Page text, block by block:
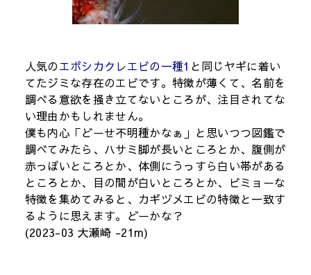
人気のエボシカクレエビの一種1 と同じヤギに着い
てたジミな存在のエビです。特徴が薄くて、名前を
調べる意欲を掻き立てないところが、注目されてな
い理由かもしれません。
僕も内心「どーせ不明種かなぁ」と思いつつ図鑑で
調べてみたら、ハサミ脚が長いところとか、腹側が
赤っぽいところとか、体側にうっすら白い帯がある
ところとか、目の間が白いところとか、ビミョーな
特徴を集めてみると、カギヅメエビの特徴と一致す
るように思えます。どーかな？
(2023-03 大瀬崎 -21m)